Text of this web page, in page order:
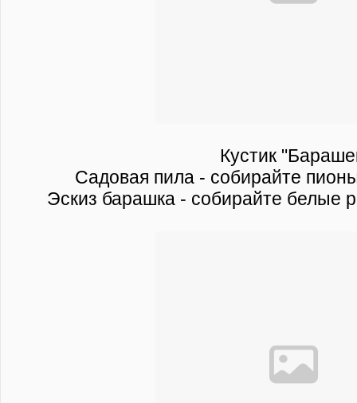
Кустик
Садовая пила - собирайте
Эскиз барашка - собирайте белые